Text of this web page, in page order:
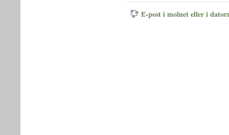
E-post i molnet eller i